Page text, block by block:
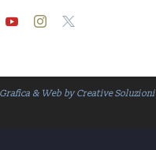
Grafica & Web by Creative Soluzioni